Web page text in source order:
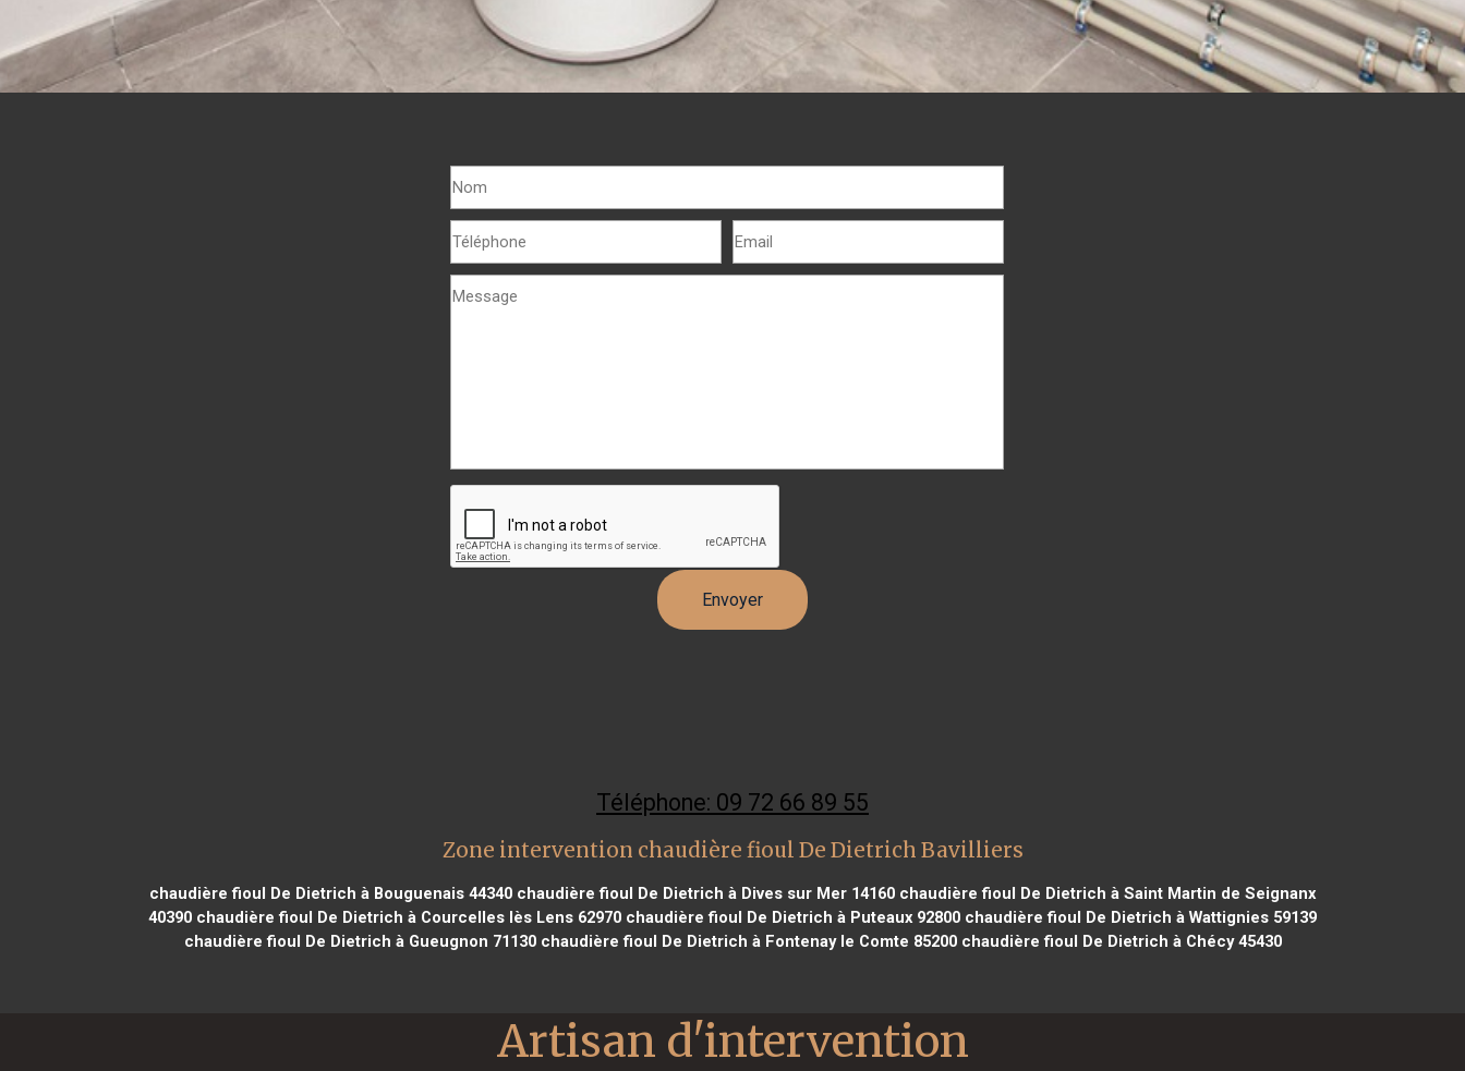
Téléphone: 09 72 66 89 55
Zone intervention chaudière fioul De Dietrich Bavilliers
chaudière fioul De Dietrich à Bouguenais 44340 chaudière fioul De Dietrich à Dives sur Mer 14160 chaudière fioul De Dietrich à Saint Martin de Seignanx
40390 chaudière fioul De Dietrich à Courcelles lès Lens 62970 chaudière fioul De Dietrich à Puteaux 92800 chaudière fioul De Dietrich à Wattignies 59139
chaudière fioul De Dietrich à Gueugnon 71130chaudière fioul De Dietrich à Fontenay le Comte 85200chaudière fioul De Dietrich à Chécy 45430
Artisan d'intervention